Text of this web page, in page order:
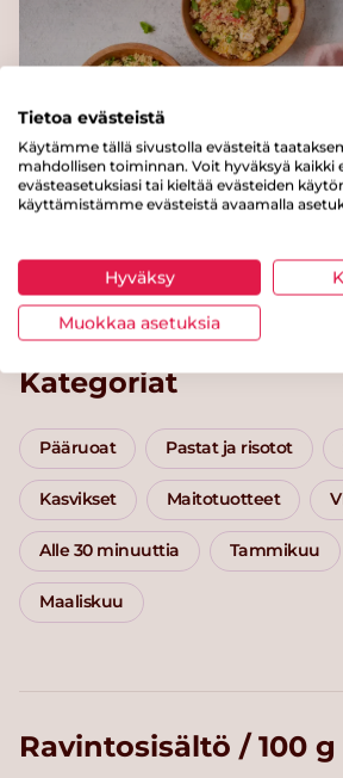
Sitruscouscous
Kategoriat
Pääruoat Pastat ja risotot
Kasvikset Maitotuotteet
Alle 30 minuuttia Tammikuu
Maaliskuu
Ravintosisältö / 100 g
Tietoa evästeistä
Käytämme tällä sivustolla evästeitä
mahdollisen toiminnan. Voit hyväksyä kaikki
evästeasetuksiasi tai kieltää evästeiden
käyttämistämme evästeistä avaamalla
Hyväksy
Muokkaa asetuksia